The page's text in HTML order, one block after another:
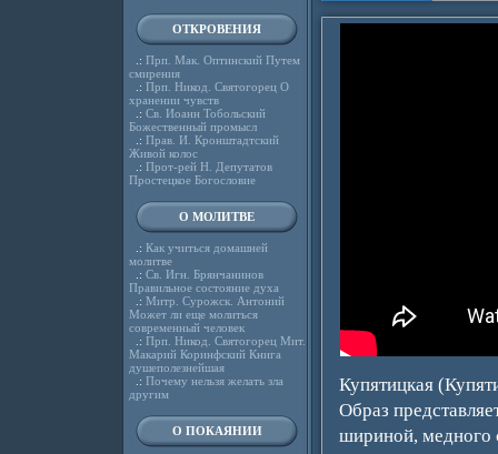
ОТКРОВЕНИЯ
.: Прп. Мак. Оптинский Путем
смирения
.: Прп. Никод. Святогорец О
хранении чувств
.: Св. Иоанн Тобольский
Божественный промысл
.: Прав. И. Кронштадтский
Живой колос
.: Прот-рей Н. Депутатов
Простецкое Богословие
О МОЛИТВЕ
.: Как учиться домашней
молитве
.: Св. Игн. Брянчанинов
Правильное состояние духа
.: Митр. Сурожск. Антоний
Может ли еще молиться
современный человек
.: Прп. Никод. Святогорец Мит.
Макарий Коринфский Книга
душеполезнейшая
.: Почему нельзя желать зла
другим
О ПОКАЯНИИ
Купятицкая
Образ
шириной, медного